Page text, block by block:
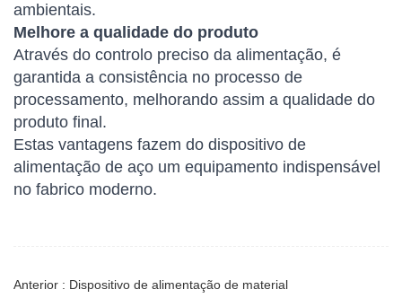
ambientais.
Melhore a qualidade do produto
Através do controlo preciso da alimentação, é
garantida a consistência no processo de
processamento, melhorando assim a qualidade do
produto final.
Estas vantagens fazem do dispositivo de
alimentação de aço um equipamento indispensável
no fabrico moderno.
Anterior : Dispositivo de alimentação de material